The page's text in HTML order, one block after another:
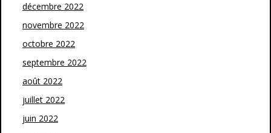
décembre 2022
novembre 2022
octobre 2022
septembre 2022
août 2022
juillet 2022
juin 2022